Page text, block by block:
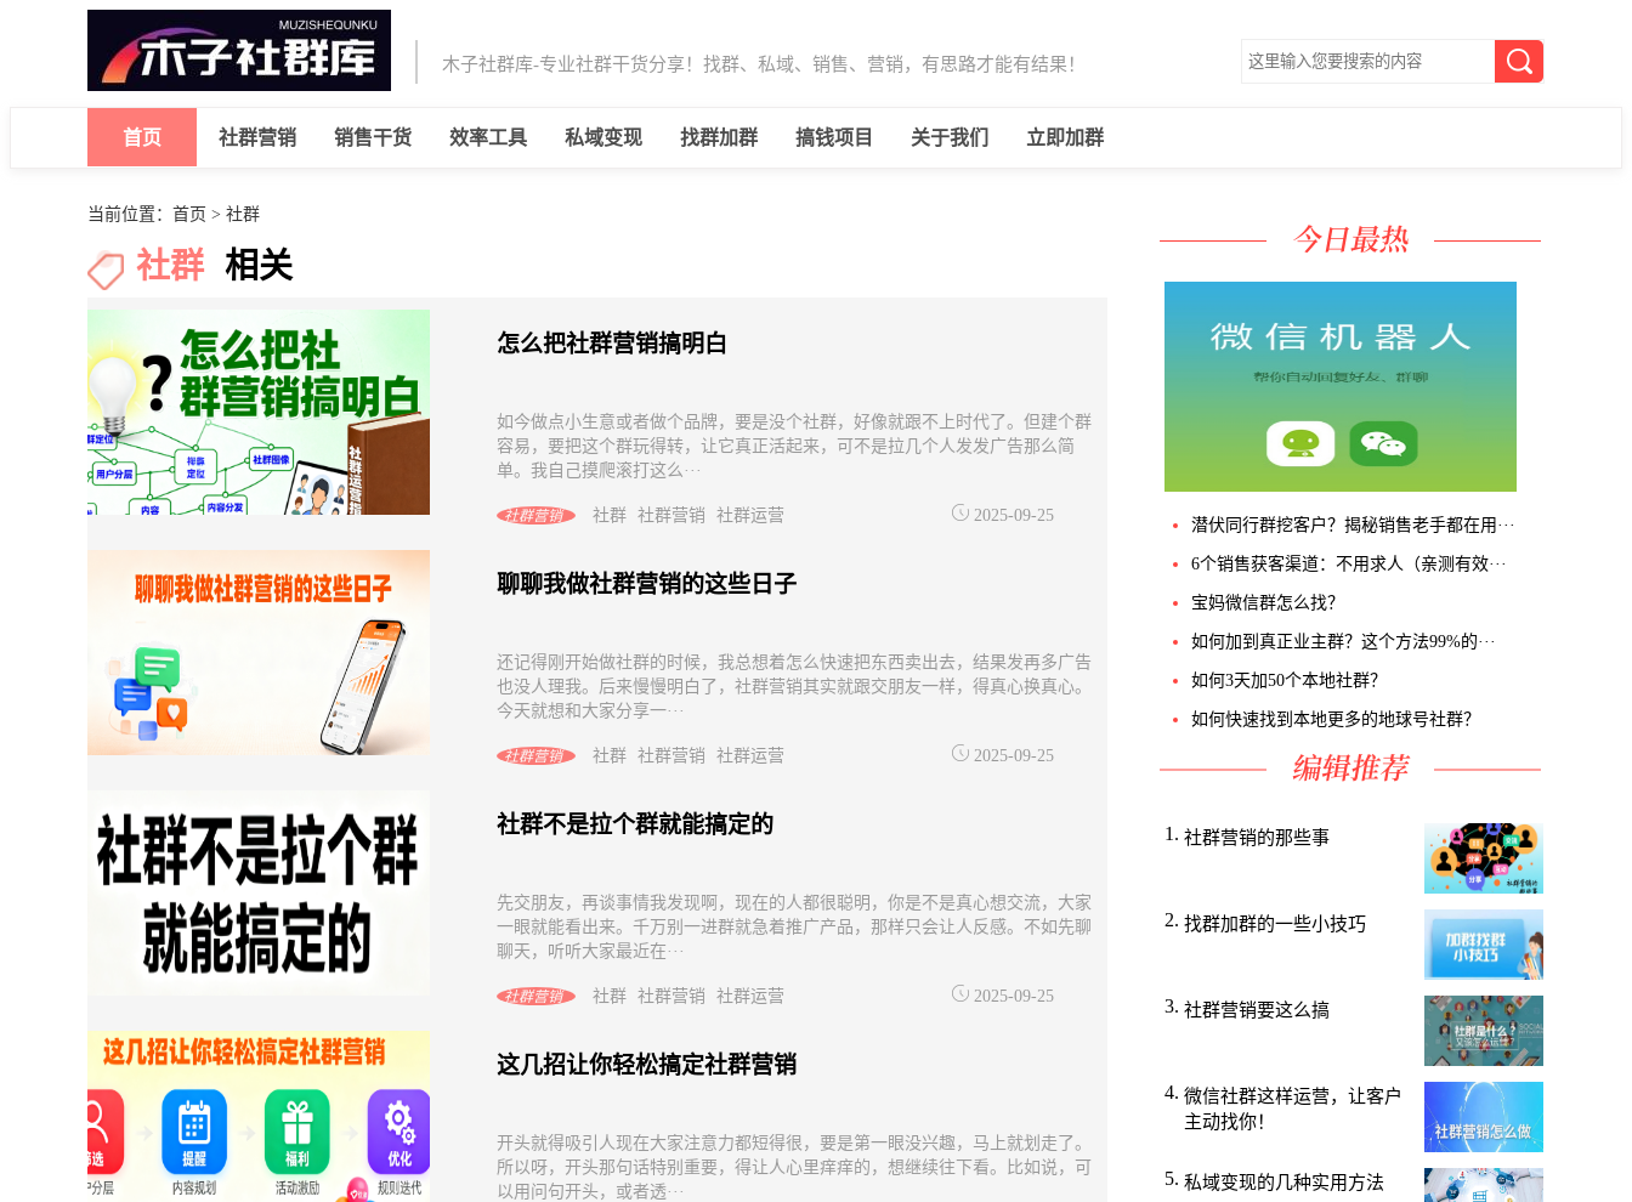
木子社群库-专业社群干货分享！找群、私域、销售、营销，有思路才能有结果！
首页 社群营销 销售干货 效率工具 私域变现 找群加群 搞钱项目 关于我们 立即加群
潜伏同行群挖客户？揭秘销售老手都在用···
6个销售获客渠道：不用求人（亲测有效···
宝妈微信群怎么找？
如何加到真正业主群？这个方法99%的···
如何3天加50个本地社群？
如何快速找到本地更多的地球号社群？
社群营销的那些事
找群加群的一些小技巧
社群营销要这么搞
微信社群这样运营，让客户
主动找你！
私域变现的几种实用方法
当前位置： 首页 > 社群
社群 相关
怎么把社群营销搞明白
如今做点小生意或者做个品牌，要是没个社群，好像就跟不上时代了。但建个群
容易，要把这个群玩得转，让它真正活起来，可不是拉几个人发发广告那么简
单。我自己摸爬滚打这么···
社群营销 社群 社群营销 社群运营 2025-09-25
聊聊我做社群营销的这些日子
还记得刚开始做社群的时候，我总想着怎么快速把东西卖出去，结果发再多广告
也没人理我。后来慢慢明白了，社群营销其实就跟交朋友一样，得真心换真心。
今天就想和大家分享一···
社群营销 社群 社群营销 社群运营 2025-09-25
社群不是拉个群就能搞定的
先交朋友，再谈事情我发现啊，现在的人都很聪明，你是不是真心想交流，大家
一眼就能看出来。千万别一进群就急着推广产品，那样只会让人反感。不如先聊
聊天，听听大家最近在···
社群营销 社群 社群营销 社群运营 2025-09-25
这几招让你轻松搞定社群营销
开头就得吸引人现在大家注意力都短得很，要是第一眼没兴趣，马上就划走了。
所以呀，开头那句话特别重要，得让人心里痒痒的，想继续往下看。比如说，可
以用问句开头，或者透···